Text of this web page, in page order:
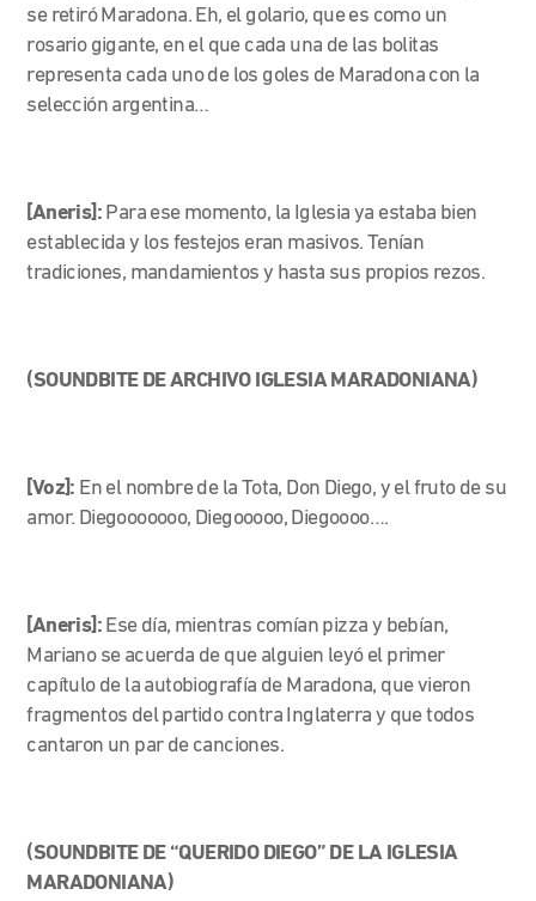
se retiró Maradona. Eh, el golario, que es como un
rosario gigante, en el que cada una de las bolitas
representa cada uno de los goles de Maradona con la
selección argentina…
[Aneris]: Para ese momento, la Iglesia ya estaba bien
establecida y los festejos eran masivos. Tenían
tradiciones, mandamientos y hasta sus propios rezos.
(SOUNDBITE DE ARCHIVO IGLESIA MARADONIANA)
[Voz]: En el nombre de la Tota, Don Diego, y el fruto de su
amor. Diegooooooo, Diegooooo, Diegoooo….
[Aneris]: Ese día, mientras comían pizza y bebían,
Mariano se acuerda de que alguien leyó el primer
capítulo de la autobiografía de Maradona, que vieron
fragmentos del partido contra Inglaterra y que todos
cantaron un par de canciones.
(SOUNDBITE DE “QUERIDO DIEGO” DE LA IGLESIA
MARADONIANA)